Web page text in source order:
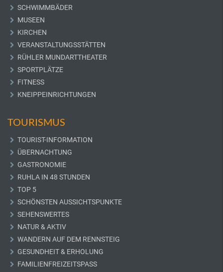
SCHWIMMBÄDER
MUSEEN
KIRCHEN
VERANSTALTUNGSSTÄTTEN
RÜHLER MUNDARTTHEATER
SPORTPLÄTZE
FITNESS
KNEIPPEINRICHTUNGEN
TOURISMUS
TOURIST-INFORMATION
ÜBERNACHTUNG
GASTRONOMIE
RUHLA IN 48 STUNDEN
TOP 5
SCHÖNSTEN AUSSICHTSPUNKTE
SEHENSWERTES
NATUR & AKTIV
WANDERN AUF DEM RENNSTEIG
GESUNDHEIT & ERHOLUNG
FAMILIENFREIZEITSPASS